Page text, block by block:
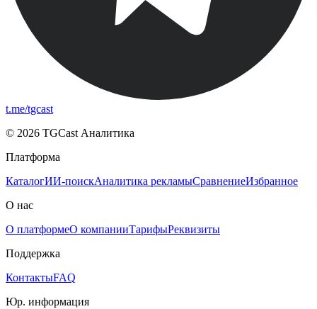
t.me/tgcast
© 2026 TGCast Аналитика
Платформа
КаталогИИ-поискАналитика рекламыСравнениеИзбранное
О нас
О платформеО компанииТарифыРеквизиты
Поддержка
КонтактыFAQ
Юр. информация